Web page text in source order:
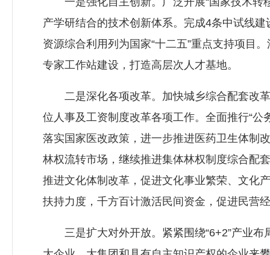
产学研结合的技术创新体系。完成4条中试线
资源综合利用列为国家“十二五”重点支持项目
专家工作站建设，打造高层次人才基地。
二是深化各项改革。加快城乡综合配套改革
位人事及工资制度改革各项工作。全面推行“
落实国家医改政策，进一步推进医药卫生体制
林权流转市场，继续推进集体林权制度综合配
推进文化体制改革，促进文化事业繁荣、文化
扶持力度，千方百计激活民间资金，促进民营
三是扩大对外开放。紧紧围绕“6+2”产业布